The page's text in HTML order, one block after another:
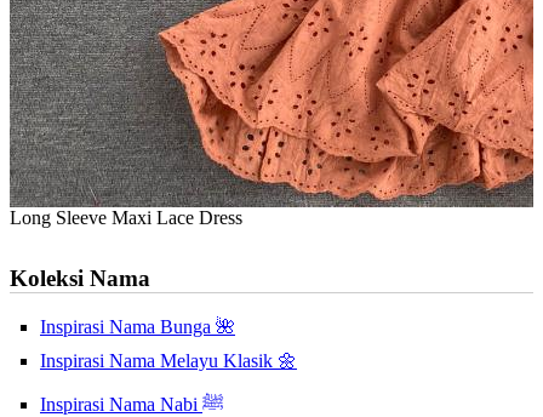
Long Sleeve Maxi Lace Dress
Koleksi Nama
Inspirasi Nama Bunga 🌺
Inspirasi Nama Melayu Klasik 🌼
Inspirasi Nama Nabi ﷺ